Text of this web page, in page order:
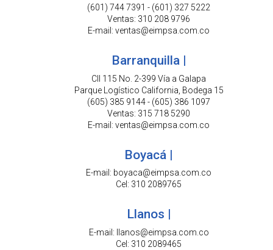
(601) 744 7391 - (601) 327 5222
Ventas: 310 208 9796
E-mail: ventas@eimpsa.com.co
Barranquilla |
Cll 115 No. 2-399 Vía a Galapa
Parque Logístico California, Bodega 15
(605) 385 9144 - (605) 386 1097
Ventas: 315 718 5290
E-mail: ventas@eimpsa.com.co
Boyacá |
E-mail: boyaca@eimpsa.com.co
Cel: 310 2089765
Llanos |
E-mail: llanos@eimpsa.com.co
Cel: 310 2089465